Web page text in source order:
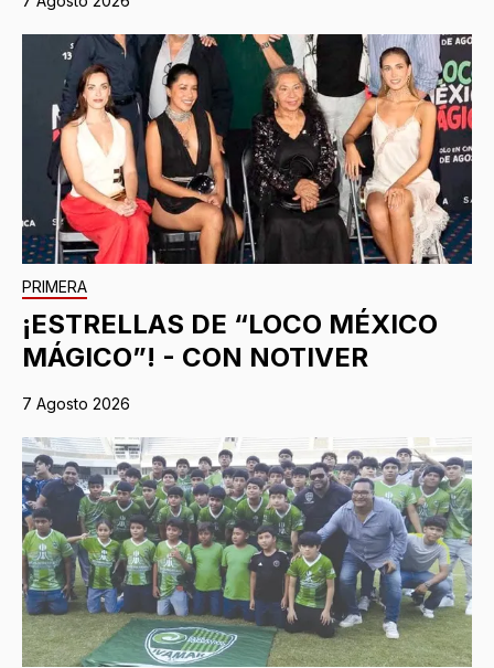
PRIMERA
¡ESTRELLAS DE “LOCO MÉXICO
MÁGICO”! - CON NOTIVER
7 Agosto 2026